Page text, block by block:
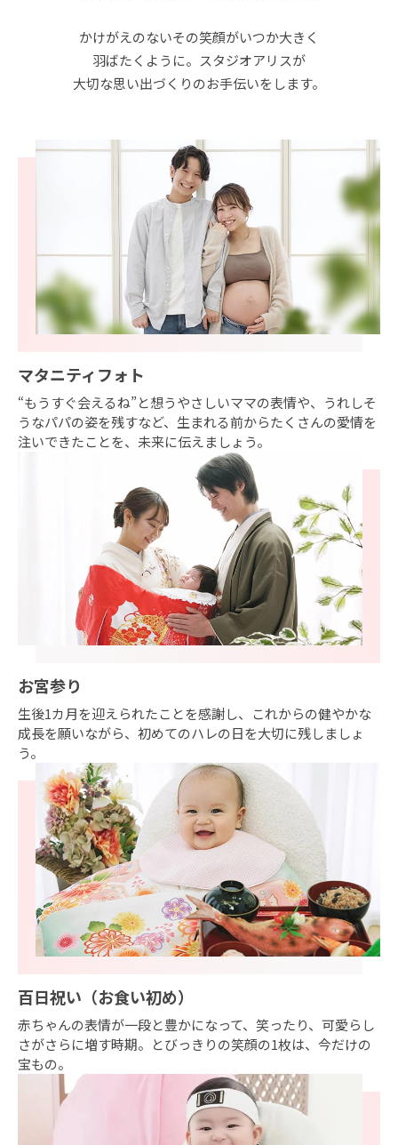
かけがえのないその笑顔がいつか大きく
羽ばたくように。 スタジオアリスが
大切な思い出づくりのお手伝いをします。
マタニティフォト
“もうすぐ会えるね”と想うやさしいママの表情や、うれしそ
うなパパの姿を残すなど、生まれる前からたくさんの愛情を
注いできたことを、未来に伝えましょう。
お宮参り
生後1カ月を迎えられたことを感謝し、これからの健やかな
成長を願いながら、初めてのハレの日を大切に残しましょ
う。
百日祝い（お食い初め）
赤ちゃんの表情が一段と豊かになって、笑ったり、可愛らし
さがさらに増す時期。とびっきりの笑顔の1枚は、今だけの
宝もの。